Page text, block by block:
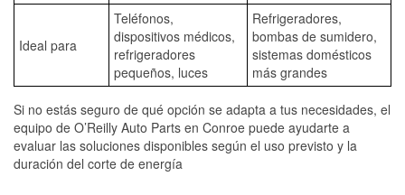
Ideal para
Teléfonos,
dispositivos médicos,
refrigeradores
pequeños, luces
Refrigeradores,
bombas de sumidero,
sistemas domésticos
más grandes
Si no estás seguro de qué opción se adapta a tus necesidades, el
equipo de O’Reilly Auto Parts en Conroe puede ayudarte a
evaluar las soluciones disponibles según el uso previsto y la
duración del corte de energía